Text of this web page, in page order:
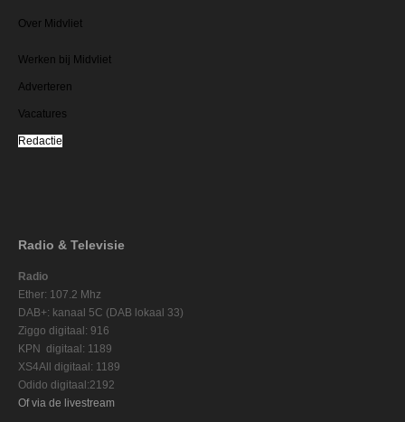
Over Midvliet
Werken bij Midvliet
Adverteren
Vacatures
Redactie
Radio & Televisie
Radio
Ether: 107.2 Mhz
DAB+: kanaal 5C (DAB lokaal 33)
Ziggo digitaal: 916
KPN digitaal: 1189
XS4All digitaal: 1189
Odido digitaal:2192
Of via de livestream